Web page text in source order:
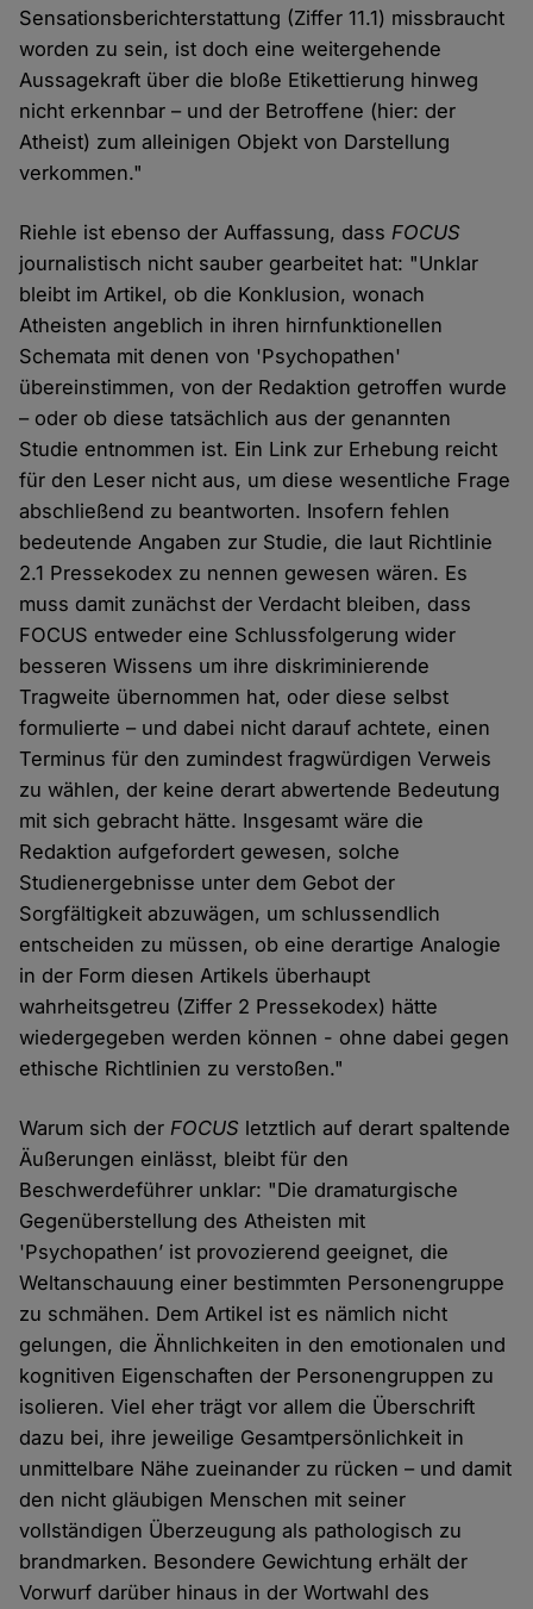
Sensationsberichterstattung (Ziffer 11.1) missbraucht
worden zu sein, ist doch eine weitergehende
Aussagekraft über die bloße Etikettierung hinweg
nicht erkennbar – und der Betroffene (hier: der
Atheist) zum alleinigen Objekt von Darstellung
verkommen."
Riehle ist ebenso der Auffassung, dassFOCUS
journalistisch nicht sauber gearbeitet hat: "Unklar
bleibt im Artikel, ob die Konklusion, wonach
Atheisten angeblich in ihren hirnfunktionellen
Schemata mit denen von 'Psychopathen'
übereinstimmen, von der Redaktion getroffen wurde
– oder ob diese tatsächlich aus der genannten
Studie entnommen ist. Ein Link zur Erhebung reicht
für den Leser nicht aus, um diese wesentliche Frage
abschließend zu beantworten. Insofern fehlen
bedeutende Angaben zur Studie, die laut Richtlinie
2.1 Pressekodex zu nennen gewesen wären. Es
muss damit zunächst der Verdacht bleiben, dass
FOCUS entweder eine Schlussfolgerung wider
besseren Wissens um ihre diskriminierende
Tragweite übernommen hat, oder diese selbst
formulierte – und dabei nicht darauf achtete, einen
Terminus für den zumindest fragwürdigen Verweis
zu wählen, der keine derart abwertende Bedeutung
mit sich gebracht hätte. Insgesamt wäre die
Redaktion aufgefordert gewesen, solche
Studienergebnisse unter dem Gebot der
Sorgfältigkeit abzuwägen, um schlussendlich
entscheiden zu müssen, ob eine derartige Analogie
in der Form diesen Artikels überhaupt
wahrheitsgetreu (Ziffer 2 Pressekodex) hätte
wiedergegeben werden können - ohne dabei gegen
ethische Richtlinien zu verstoßen."
Warum sich derFOCUS letztlich auf derart spaltende
Äußerungen einlässt, bleibt für den
Beschwerdeführer unklar: "Die dramaturgische
Gegenüberstellung des Atheisten mit
'Psychopathen’ ist provozierend geeignet, die
Weltanschauung einer bestimmten Personengruppe
zu schmähen. Dem Artikel ist es nämlich nicht
gelungen, die Ähnlichkeiten in den emotionalen und
kognitiven Eigenschaften der Personengruppen zu
isolieren. Viel eher trägt vor allem die Überschrift
dazu bei, ihre jeweilige Gesamtpersönlichkeit in
unmittelbare Nähe zueinander zu rücken – und damit
den nicht gläubigen Menschen mit seiner
vollständigen Überzeugung als pathologisch zu
brandmarken. Besondere Gewichtung erhält der
Vorwurf darüber hinaus in der Wortwahl des